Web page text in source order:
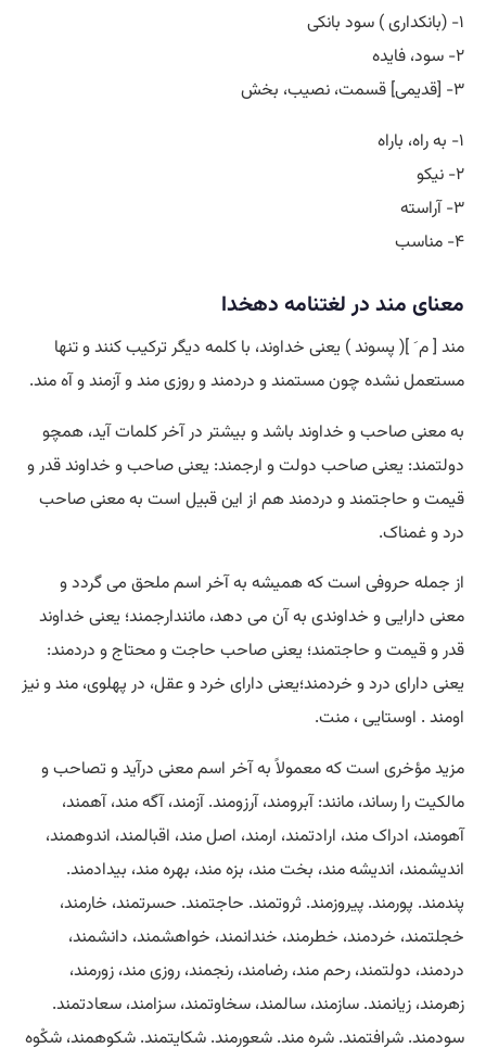
۱- (بانکداری ) سود بانکی
۲- سود، فایده
۳- [قدیمی] قسمت، نصیب، بخش
۱- به راه، باراه
۲- نیکو
۳- آراسته
۴- مناسب
معنای مند در لغتنامه دهخدا
مند [ م َ ]( پسوند ) یعنی خداوند، با کلمه دیگر ترکیب کنند و تنها
مستعمل نشده چون مستمند و دردمند و روزی مند و آزمند و آه مند.
به معنی صاحب و خداوند باشد و بیشتر در آخر کلمات آید، همچو
دولتمند: یعنی صاحب دولت و ارجمند: یعنی صاحب و خداوند قدر و
قیمت و حاجتمند و دردمند هم از این قبیل است به معنی صاحب
درد و غمناک.
از جمله حروفی است که همیشه به آخر اسم ملحق می گردد و
معنی دارایی و خداوندی به آن می دهد، مانندارجمند؛ یعنی خداوند
قدر و قیمت و حاجتمند؛ یعنی صاحب حاجت و محتاج و دردمند:
یعنی دارای درد و خردمند؛یعنی دارای خرد و عقل، در پهلوی، مند و نیز
اومند . اوستایی ، منت.
مزید مؤخری است که معمولاً به آخر اسم معنی درآید و تصاحب و
مالکیت را رساند، مانند: آبرومند، آرزومند. آزمند، آگه مند، آهمند،
آهومند، ادراک مند، ارادتمند، ارمند، اصل مند، اقبالمند، اندوهمند،
اندیشمند، اندیشه مند، بخت مند، بزه مند، بهره مند، بیدادمند.
پندمند. پورمند. پیروزمند. ثروتمند. حاجتمند. حسرتمند، خارمند،
خجلتمند، خردمند، خطرمند، خندانمند، خواهشمند، دانشمند،
دردمند، دولتمند، رحم مند، رضامند، رنجمند، روزی مند، زورمند،
زهرمند، زیانمند. سازمند، سالمند، سخاوتمند، سزامند، سعادتمند.
سودمند. شرافتمند. شره مند. شعورمند. شکایتمند. شکوهمند، شکْوه